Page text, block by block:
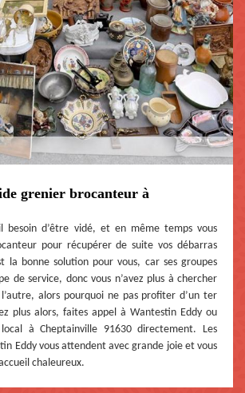
grenier brocanteur à
besoin d’être vidé, et en même temps vous
pour récupérer de suite vos débarras
la bonne solution pour vous, car ses groupes
de service, donc vous n’avez plus à chercher
alors pourquoi ne pas profiter d’un ter
plus alors, faites appel à Wantestin Eddy ou
à Cheptainville 91630 directement. Les
Eddy vous attendent avec grande joie et vous
chaleureux.